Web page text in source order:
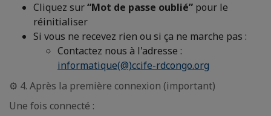
Cliquez sur“Mot de passe oublié” pour le
réinitialiser
Si vous ne recevez rien ou si ça ne marche pas :
Contactez nous à l'adresse :
informatique(@)ccife-rdcongo.org
⚙️ 4. Après la première connexion (important)
Une fois connecté :